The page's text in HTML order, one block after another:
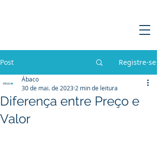
Post Registre-se
Diferença entre Preço e
Valor
Ábaco
30 de mai. de 2023 2 min de leitura